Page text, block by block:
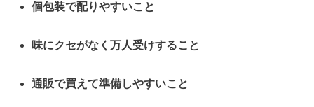
個包装で配りやすいこと
味にクセがなく万人受けすること
通販で買えて準備しやすいこと